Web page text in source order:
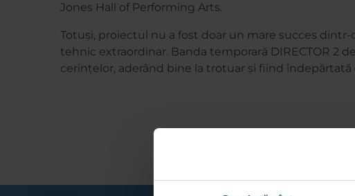
Jones Hall of Performing Arts.
Totuși, proiectul nu a fost doar un mare succes
tehnic extraordinar. Banda temporară DIRECTOR 2
cerințelor, aderând bine la trotuar și fiind